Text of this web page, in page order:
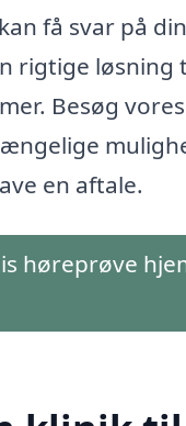
få svar på
rigtige løsning
Besøg
en aftale.
høreprøve